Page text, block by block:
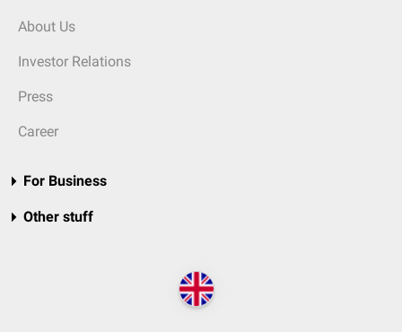
About Us
Investor Relations
Press
Career
For Business
Other stuff